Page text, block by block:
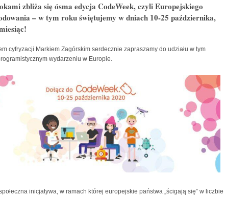
zbliża się ósma edycja CodeWeek, czyli Europejskiego
– w tym roku świętujemy w dniach 10-25 października,
cyfryzacji Markiem Zagórskim serdecznie zapraszamy do udziału w tym
wydarzeniu w Europie.
inicjatywa, w ramach której europejskie państwa „ścigają się” w liczbie